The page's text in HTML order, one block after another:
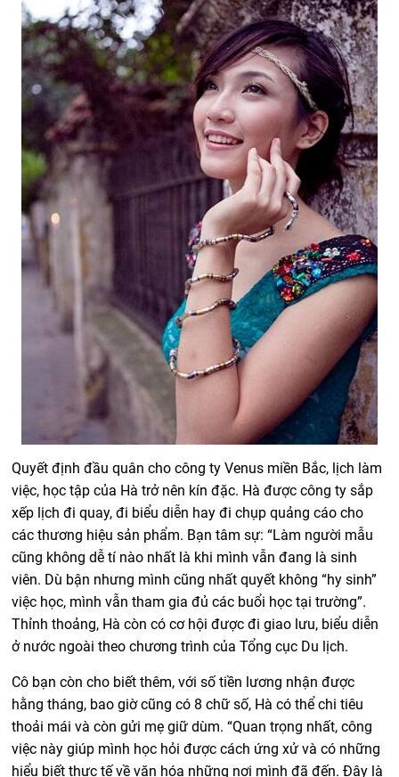
Quyết định đầu quân cho công ty Venus miền Bắc, lịch làm
việc, học tập của Hà trở nên kín đặc. Hà được công ty sắp
xếp lịch đi quay, đi biểu diễn hay đi chụp quảng cáo cho
các thương hiệu sản phẩm. Bạn tâm sự: “Làm người mẫu
cũng không dễ tí nào nhất là khi mình vẫn đang là sinh
viên. Dù bận nhưng mình cũng nhất quyết không “hy sinh”
việc học, mình vẫn tham gia đủ các buổi học tại trường”.
Thỉnh thoảng, Hà còn có cơ hội được đi giao lưu, biểu diễn
ở nước ngoài theo chương trình của Tổng cục Du lịch.
Cô bạn còn cho biết thêm, với số tiền lương nhận được
hằng tháng, bao giờ cũng có 8 chữ số, Hà có thể chi tiêu
thoải mái và còn gửi mẹ giữ dùm. “Quan trọng nhất, công
việc này giúp mình học hỏi được cách ứng xử và có những
hiểu biết thực tế về văn hóa những nơi mình đã đến. Đây là